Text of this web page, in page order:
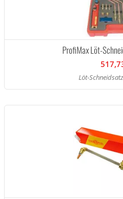
ProfiMax Löt-
Löt-